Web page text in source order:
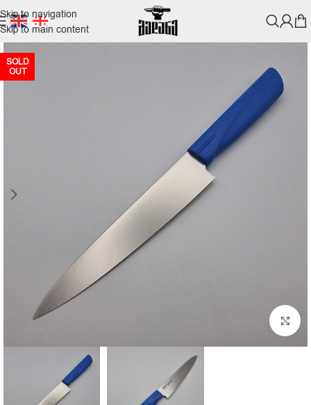
Skip to navigation
Skip to main content
SOLD
OUT